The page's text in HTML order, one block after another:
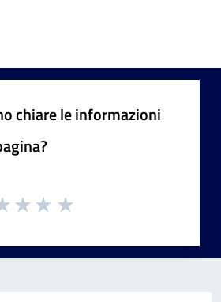
chiare le informazioni